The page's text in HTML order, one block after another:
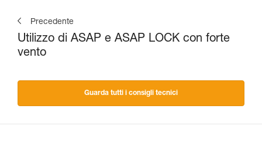
Precedente
Utilizzo di ASAP e ASAP LOCK con forte
vento
Guarda tutti i consigli tecnici